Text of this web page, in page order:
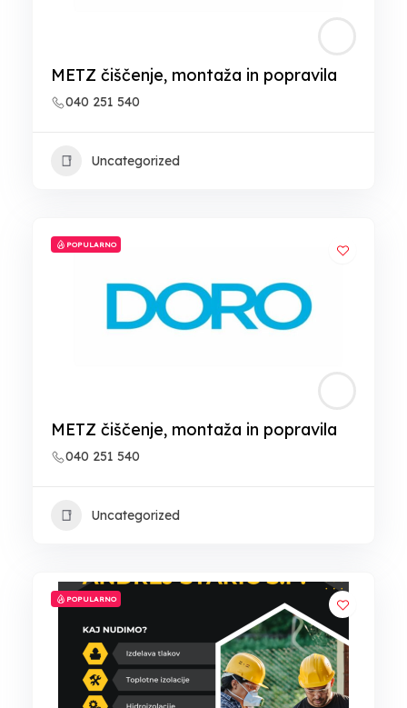
METZ čiščenje, montaža in popravila
040 251 540
Uncategorized
POPULARNO
METZ čiščenje, montaža in popravila
040 251 540
Uncategorized
POPULARNO